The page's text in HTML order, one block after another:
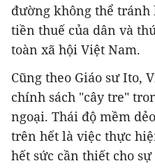
đường không thể
tiền thuế của dân và
toàn xã hội Việt Nam.
Cũng theo Giáo sư Ito,
chính sách "cây tre"
ngoại. Thái độ mềm
trên hết là việc thực
hết sức cần thiết cho